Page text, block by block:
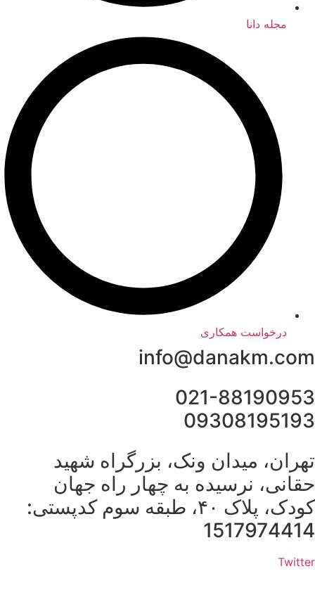
مجله دانا
درخواست همکاری
info@danakm.com
021-88190953
09308195193
تهران، میدان ونک، بزرگراه شهید
حقانی، نرسیده به چهار راه جهان
کودک، پلاک ۴۰، طبقه سوم کدپستی:
1517974414
Twitter